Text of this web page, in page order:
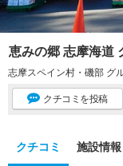
恵みの郷 志摩海道
志摩スペイン村・磯部 グ
クチコミ を投稿
クチコミ 施設情報